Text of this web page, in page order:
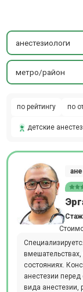
анестезиологи
метро/район
по рейтингу по
детские
состояниях.
анестезии
вида анестезии,